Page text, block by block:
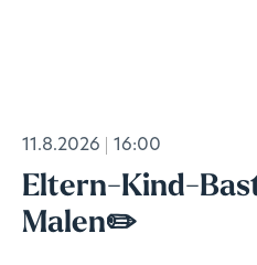
11.8.2026 16:00
Eltern-Kind-
Malen✏️